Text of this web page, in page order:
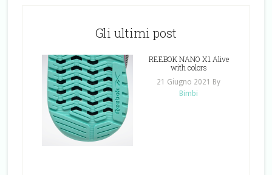
Gli ultimi post
REEBOK NANO X1 Alive
with colors
21 Giugno 2021 By
Bimbi